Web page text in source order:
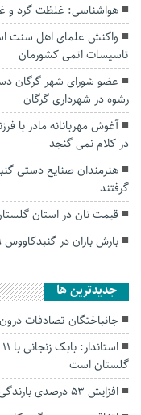
هواشناسی: غلظت گرد و
واکنش علمای اهل سنت
تاسیسات اتمی کشورمان
عضو شورای شهر گرگان
رشوه در شهرداری گرگان
آغوش مهربانانه مادر با
در کلام نمی گنجد
هنرمندان صنایع دستی
گرفتند
قیمت نان در استان
بارش باران در گنبدکاووس ۳۹ درصد کاهش یافت
جديدترين ها
جانباختگان تصادفات درون‌شهری
گلستان است
افزایش ۵۳ درصدی بارندگی‌ها در گلستان